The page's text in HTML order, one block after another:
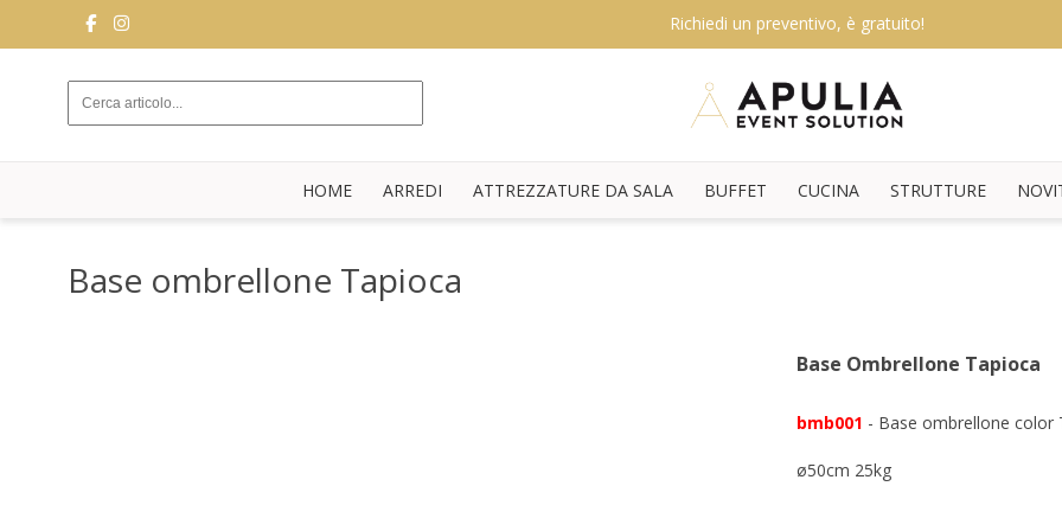
ARREDI
Richiedi un preventivo, è gratuito!
HOME ARREDI ATTREZZATURE DA SALA BUFFET CUCINA STRUTTURE
Base ombrellone Tapioca
Base Ombrellone Tapioca
bmb001 - Base ombrellone color
ø50cm 25kg